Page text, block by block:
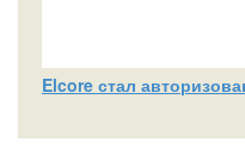
Elcore стал